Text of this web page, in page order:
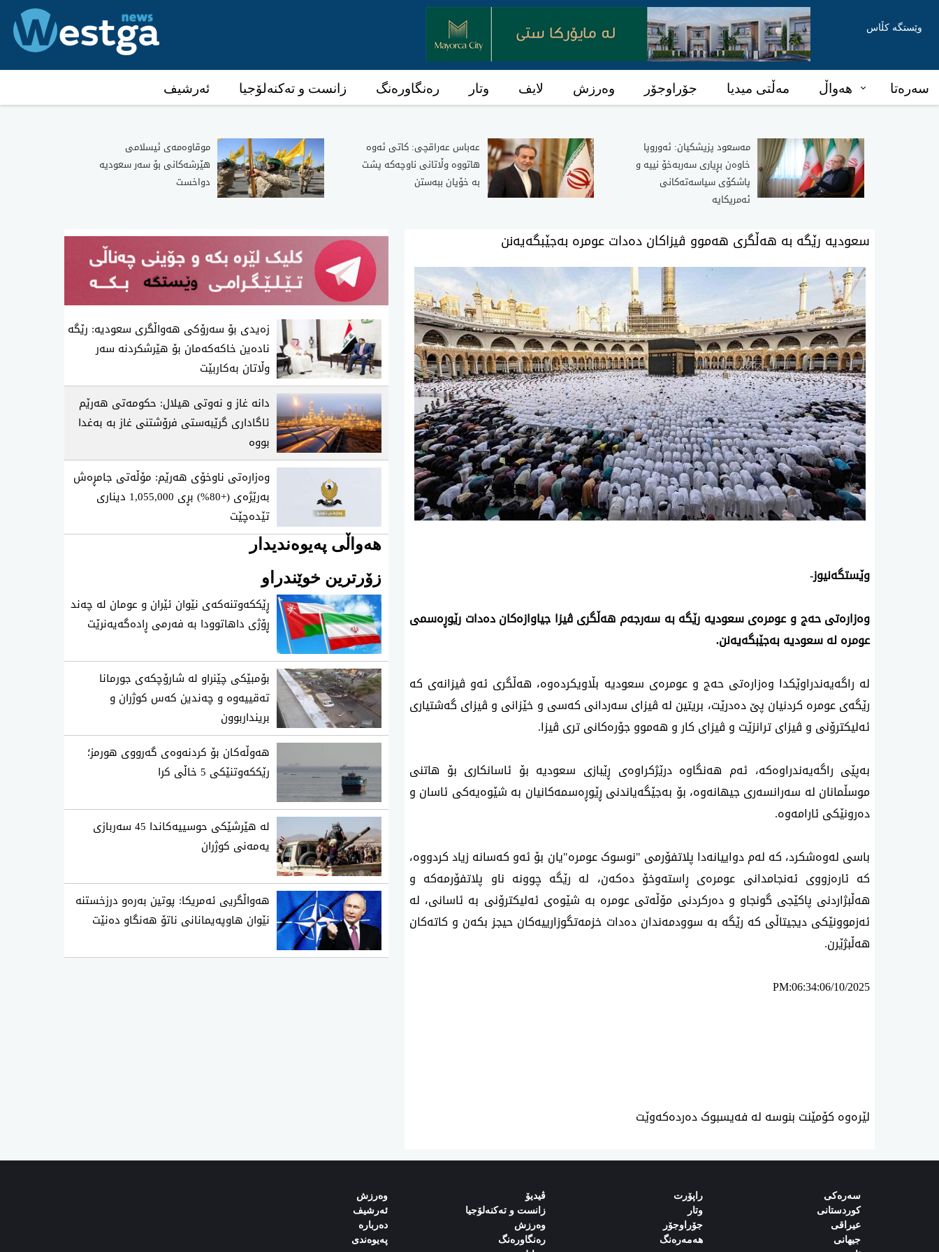
وێستگە کڵاس
سەرەتا هەواڵ مەڵتی میدیا جۆراوجۆر وەرزش لایف وتار رەنگاورەنگ زانست و تەکنەلۆجیا ئەرشیف
مەسعود پزیشکیان: ئەوروپا
خاوەن بڕیاری سەربەخۆ نییە و
پاشکۆی سیاسەتەکانی
ئەمریکایە
عەباس عەراقچی: کاتی ئەوە
هاتووە وڵاتانی ناوچەکە پشت
بە خۆیان ببەستن
موقاوەمەی ئیسلامی
هێرشەکانی بۆ سەر سعودیە
دواخست
سعودیە رێگە بە هەڵگری هەموو ڤیزاكان دەدات عومرە بەجێبگەیەنن
وێستگەنیوز-
وەزارەتی حەج و عومرەی سعودیە رێگە بە سەرجەم هەڵگری ڤیزا جیاوازەکان دەدات رێوڕەسمی
عومرە لە سعودیە بەجێبگەیەنن.
لە راگەیەندراوێكدا وەزارەتی حەج و عومرەی سعودیە بڵاویكردەوە، هەڵگری ئەو ڤیزانەی كە
رێگەی عومرە كردنیان پێ‌ دەدرێت، بریتین لە ڤیزای سەردانی کەسی و خێزانی و ڤیزای گەشتیاری
ئەلیکترۆنی و ڤیزای ترانزێت و ڤیزای کار و هەموو جۆرەکانی تری ڤیزا.
بەپێی راگەیەندراوەكە، ئەم هەنگاوە درێژکراوەی ڕێبازی سعودیە بۆ ئاسانکاری بۆ هاتنی
موسڵمانان لە سەرانسەری جیهانەوە، بۆ بەجێگەیاندنی ڕێوڕەسمەکانیان بە شێوەیەكی ئاسان و
دەرونێكی ئارامەوە.
باسی لەوەشكرد، کە لەم دواییانەدا پلاتفۆرمی "نوسوک عومرە"یان بۆ ئەو کەسانە زیاد كردووە،
کە ئارەزووی ئەنجامدانی عومرەی ڕاستەوخۆ دەكەن، لە رێگە چوونە ناو پلاتفۆرمەکە و
هەڵبژاردنی پاکێجی گونجاو و دەرکردنی مۆڵەتی عومرە بە شێوەی ئەلیکترۆنی بە ئاسانی، لە
ئەزموونێکی دیجیتاڵی کە رێگە بە سوودمەندان دەدات خزمەتگوزارییەکان حیجز بکەن و کاتەکان
هەڵبژێرن.
PM:06:34:06/10/2025
لێرەوە کۆمێنت بنوسە لە فەیسبوک دەردەکەوێت
زەیدی بۆ سەرۆکی هەواڵگری سعودیە: رێگە
نادەین خاکەکەمان بۆ هێرشکردنە سەر
وڵاتان بەکاربێت
دانە غاز و نەوتی هیلال: حکومەتی هەرێم
ئاگاداری گرێبەستی فرۆشتنی غاز بە بەغدا
بووە
وەزارەتی ناوخۆی هەرێم: مۆڵەتی جامڕەش
بەرێژەی (+80%) بڕی 1,055,000 دیناری
تێدەچێت
هەواڵی پەیوەندیدار
زۆرترین خوێندراو
ڕێککەوتنەکەی نێوان ئێران و عومان لە چەند
ڕۆژی داهاتوودا بە فەرمی ڕادەگەیەنرێت
بۆمبێکی چێنراو لە شارۆچکەی جورمانا
تەقییەوە و چەندین کەس کوژران و
برینداربوون
هەوڵەکان بۆ کردنەوەی گەرووی هورمز؛
رێککەوتنێکی 5 خاڵی کرا
لە هێرشێکی حوسییەکاندا 45 سەربازی
یەمەنی کوژران
هەواڵگریی ئەمریکا: پوتین بەرەو درزخستنە
نێوان هاوپەیمانانی ناتۆ هەنگاو دەنێت
سەرەکی
کوردستانی
‌‌عیراقی‌
‌‌جیهانی‌
راپۆرت
وتار
جۆراوجۆر
هەمەرەنگ
ڤیدیۆ
زانست و تەکنەلۆجیا
وەرزش
رەنگاورەنگ
وەرزش‌
ئەرشیف
دەربارە‌
پەیوەندی‌